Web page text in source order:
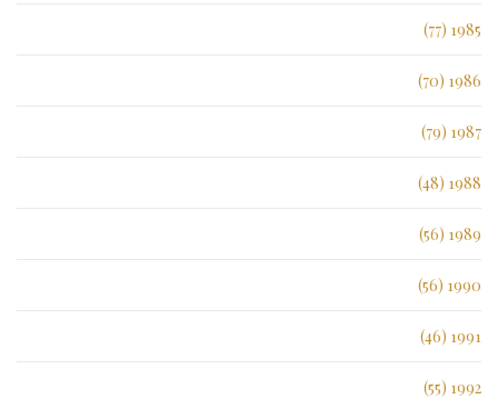
1985 (77)
1986 (70)
1987 (79)
1988 (48)
1989 (56)
1990 (56)
1991 (46)
1992 (55)